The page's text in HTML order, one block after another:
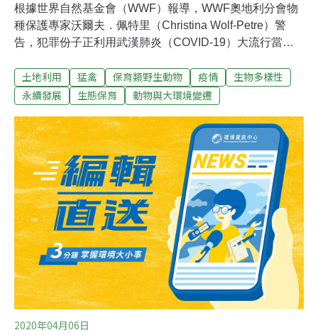
根據世界自然基金會（WWF）報導，WWF奧地利分會物
種保護專家沃爾夫．佩特里（Christina Wolf-Petre）警
告，犯罪份子正利用武漢肺炎（COVID-19）大流行當掩
奧地利就至少有27隻保育類猛禽遭到非法殺害。在鄰國匈
牙利、捷克共和國和斯洛伐克也有三隻被非法殺害。保加
個可疑案件仍在調查和釐清中，而未發布的數量可能要高
得多。「民眾生活受到嚴格限制，當局正忙著對抗傳染
病，但數十種保育類動物卻成為犯罪受害者。這是真正的
醜聞，影響重要的自然保育工作。」沃爾夫．佩特里說。
專家：盜獵的兇手多未被找到，且懲罰太輕無威嚇猛禽在
生態系中扮演重要角色，能反映環境的健康狀況。移除頂
端掠食者通常會改變整個生態系微妙的平衡。然而，儘管
受到法令保護，但猛禽仍被某些獵人和農民視為有害競爭
者。實際上，牠們能控制
土地利用 猛禽 保育類野生動物 疫情
生物多樣性
永續發展
生態保育 動物與大環境變遷
2020年04月06日